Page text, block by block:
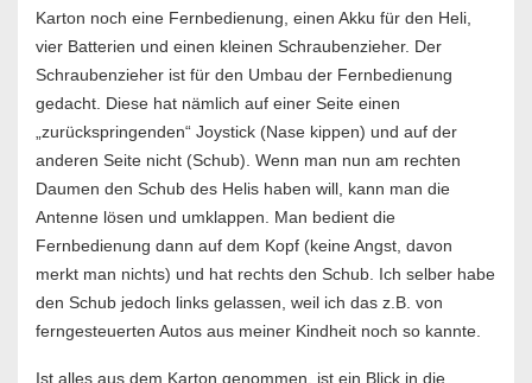
Karton noch eine Fernbedienung, einen Akku für den Heli,
vier Batterien und einen kleinen Schraubenzieher. Der
Schraubenzieher ist für den Umbau der Fernbedienung
gedacht. Diese hat nämlich auf einer Seite einen
„zurückspringenden“ Joystick (Nase kippen) und auf der
anderen Seite nicht (Schub). Wenn man nun am rechten
Daumen den Schub des Helis haben will, kann man die
Antenne lösen und umklappen. Man bedient die
Fernbedienung dann auf dem Kopf (keine Angst, davon
merkt man nichts) und hat rechts den Schub. Ich selber habe
den Schub jedoch links gelassen, weil ich das z.B. von
ferngesteuerten Autos aus meiner Kindheit noch so kannte.
Ist alles aus dem Karton genommen, ist ein Blick in die